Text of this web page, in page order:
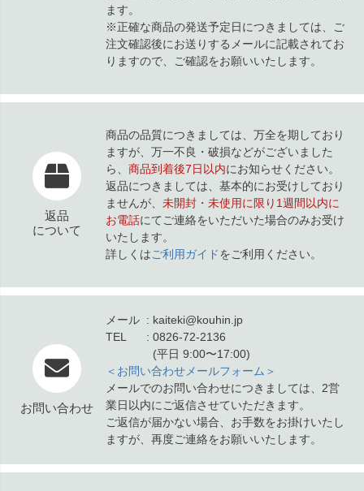
ます。
※正確な商品の発送予定日につきましては、ご
注文確認後にお送りするメールに記載されてお
りますので、ご確認をお願いいたします。
返品
について
商品の品質につきましては、万全を期しており
ますが、万一不良・破損などがございました
ら、 商品到着後7日以内にお知らせください。
返品につきましては、基本的にお受けしており
ませんが、 未開封・未使用に限り1週間以内に
お電話にてご連絡をいただいた場合のみお受け
いたします。
詳しくはご利用ガイドをご利用ください。
お問い合わせ
メール
kaiteki@kouhin.jp
TEL
0826-72-2136
(平日 9:00〜17:00)
＜お問い合わせメールフォーム＞
メールでのお問い合わせにつきましては、2営
業日以内にご返信させていただきます。
ご返信が届かない場合、お手数をお掛けいたし
ますが、再度ご連絡をお願いいたします。